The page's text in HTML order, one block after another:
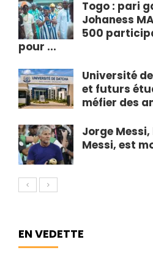
Togo : pari
Johaness
500
pour ...
Université
et futurs
méfier des
Jorge Messi,
Messi, est
EN VEDETTE